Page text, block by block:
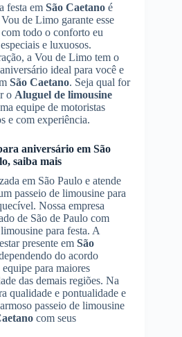
festa em São Caetano é
de Limo garante esse
todo o conforto eu
e luxuosos.
a Vou de Limo tem o
ideal para você e
São Caetano. Seja qual for
o Aluguel de limousine
equipe de motoristas
e com experiência.
aniversário em São
saiba mais
em São Paulo e atende
passeio de limousine para
Nossa empresa
de São de Paulo com
para festa. A
presente em São
do acordo
para maiores
das demais regiões. Na
qualidade e pontualidade e
passeio de limousine
com seus